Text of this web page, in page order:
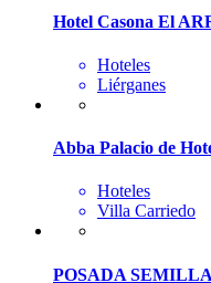
Hotel Casona El
Hoteles
Liérganes
Abba Palacio de
Hoteles
Villa Carriedo
POSADA SEMILLA